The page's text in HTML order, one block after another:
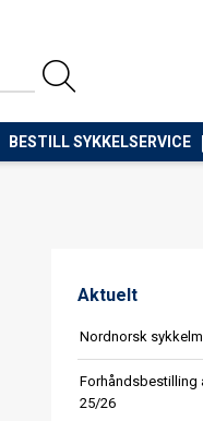
BESTILL SYKKELSERVICE
Aktuelt
Nordnorsk
Forhåndsbestilling
25/26